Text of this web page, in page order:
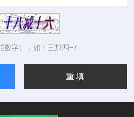
数字），如：三加四=7